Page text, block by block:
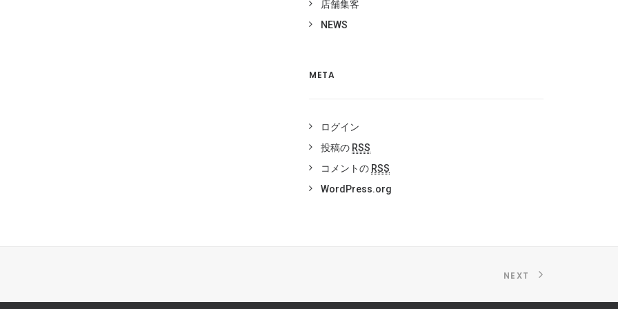
店舗集客
NEWS
META
ログイン
投稿の RSS
コメントの RSS
WordPress.org
NEXT